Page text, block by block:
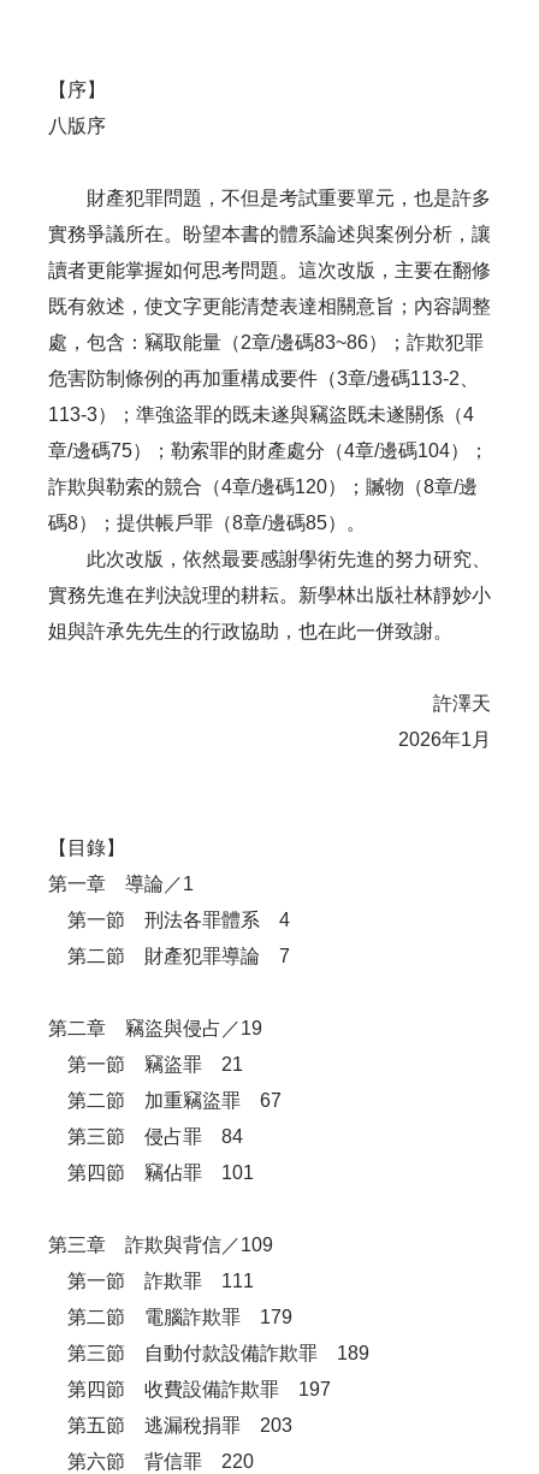
【序】
八版序
財產犯罪問題，不但是考試重要單元，也是許多
實務爭議所在。盼望本書的體系論述與案例分析，讓
讀者更能掌握如何思考問題。這次改版，主要在翻修
既有敘述，使文字更能清楚表達相關意旨；內容調整
處，包含：竊取能量（2章/邊碼83~86）；詐欺犯罪
危害防制條例的再加重構成要件（3章/邊碼113-2、
113-3）；準強盜罪的既未遂與竊盜既未遂關係（4
章/邊碼75）；勒索罪的財產處分（4章/邊碼104）；
詐欺與勒索的競合（4章/邊碼120）；贓物（8章/邊
碼8）；提供帳戶罪（8章/邊碼85）。
此次改版，依然最要感謝學術先進的努力研究、
實務先進在判決說理的耕耘。新學林出版社林靜妙小
姐與許承先先生的行政協助，也在此一併致謝。
許澤天
2026年1月
【目錄】
第一章 導論／1
第一節 刑法各罪體系 4
第二節 財產犯罪導論 7
第二章 竊盜與侵占／19
第一節 竊盜罪 21
第二節 加重竊盜罪 67
第三節 侵占罪 84
第四節 竊佔罪 101
第三章 詐欺與背信／109
第一節 詐欺罪 111
第二節 電腦詐欺罪 179
第三節 自動付款設備詐欺罪 189
第四節 收費設備詐欺罪 197
第五節 逃漏稅捐罪 203
第六節 背信罪 220